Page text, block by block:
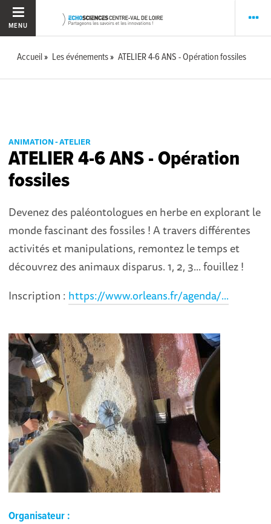
MENU
Accueil Les événements ATELIER 4-6 ANS - Opération fossiles
ANIMATION - ATELIER
ATELIER 4-6 ANS - Opération
fossiles
Devenez des paléontologues en herbe en explorant le
monde fascinant des fossiles ! A travers différentes
activités et manipulations, remontez le temps et
découvrez des animaux disparus. 1, 2, 3... fouillez !
Inscription : https://www.orleans.fr/agenda/...
Organisateur :